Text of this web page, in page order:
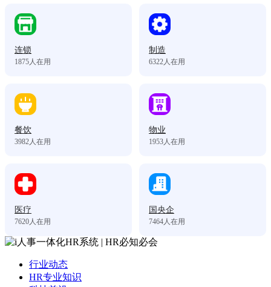
连锁
1875人在用
制造
6322人在用
餐饮
3982人在用
物业
1953人在用
医疗
7620人在用
国央企
7464人在用
行业动态
HR专业知识